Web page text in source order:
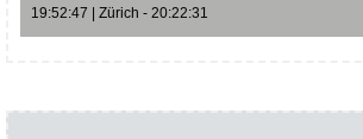
19:52:47 | Zürich - 20:22:31